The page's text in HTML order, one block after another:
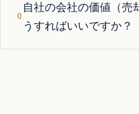
自社の会社の価値（売
うすればいいですか？